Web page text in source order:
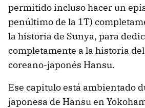
permitido incluso hacer un
penúltimo de la 1T)
la historia de Sunya, para
completamente a la historia
coreano-japonés Hansu.
Ese capitulo está ambientado
japonesa de Hansu en